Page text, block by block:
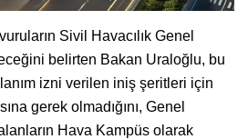
Sivil Havacılık Genel
belirten Bakan Uraloğlu, bu
izni verilen iniş şeritleri için
gerek olmadığını, Genel
Hava Kampüs olarak